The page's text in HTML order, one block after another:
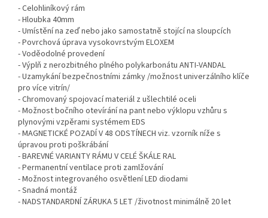
- Celohliníkový rám
- Hloubka 40mm
- Umístění na zeď nebo jako samostatně stojící na sloupcích
- Povrchová úprava vysokovrstvým ELOXEM
- Voděodolné provedení
- Výplň z nerozbitného plného polykarbonátu ANTI-VANDAL
- Uzamykání bezpečnostními zámky /možnost univerzálního klíče
pro více vitrín/
- Chromovaný spojovací materiál z ušlechtilé oceli
- Možnost bočního otevírání na pant nebo výklopu vzhůru s
plynovými vzpěrami systémem EDS
- MAGNETICKÉ POZADÍ V 48 ODSTÍNECH viz. vzorník níže s
úpravou proti poškrábání
- BAREVNÉ VARIANTY RÁMU V CELÉ ŠKÁLE RAL
- Permanentní ventilace proti zamlžování
- Možnost integrovaného osvětlení LED diodami
- Snadná montáž
- NADSTANDARDNÍ ZÁRUKA 5 LET /životnost minimálně 20 let